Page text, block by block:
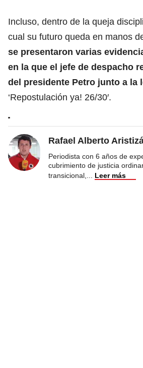
Incluso, dentro de la queja
cual su futuro queda en manos
se presentaron varias
en la que el jefe de despacho
del presidente Petro junto a la
‘Repostulación ya! 26/30′.
Rafael Alberto
Periodista con 6 años de
cubrimiento de justicia
transicional,
Leer más